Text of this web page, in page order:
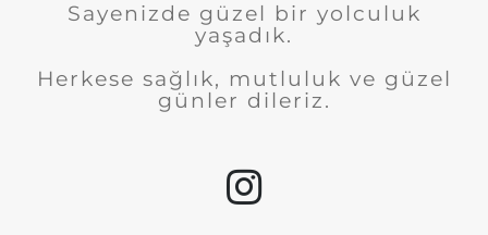
Sayenizde güzel bir yolculuk
yaşadık.
Herkese sağlık, mutluluk ve güzel
günler dileriz.